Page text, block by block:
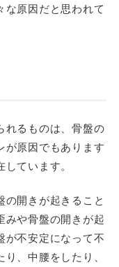
な原因だと思われて
れるものは、骨盤の
が原因でもあります
ています。
開きが起きること
みや骨盤の開きが起
が不安定になって不
、中腰をしたり、